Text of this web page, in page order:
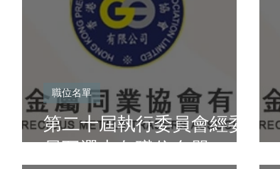
第二十屆執行委員會經委
員互選出各職位名單
職位名單